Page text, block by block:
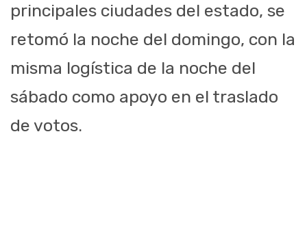
principales ciudades del estado, se
retomó la noche del domingo, con la
misma logística de la noche del
sábado como apoyo en el traslado
de votos.